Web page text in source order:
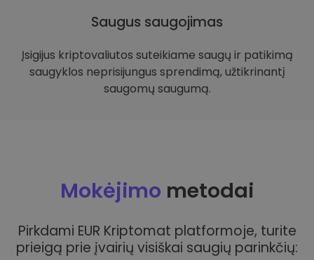
Saugus saugojimas
Įsigijus kriptovaliutos suteikiame saugų ir patikimą
saugyklos neprisijungus sprendimą, užtikrinantį
saugomų saugumą.
Mokėjimo metodai
Pirkdami EUR Kriptomat platformoje, turite
prieigą prie įvairių visiškai saugių parinkčių: